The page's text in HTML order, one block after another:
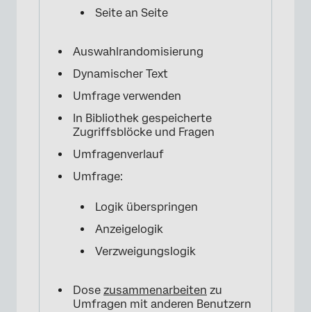
Seite an Seite
Auswahlrandomisierung
Dynamischer Text
Umfrage verwenden
In Bibliothek gespeicherte
Zugriffsblöcke und Fragen
Umfragenverlauf
Umfrage:
Logik überspringen
Anzeigelogik
Verzweigungslogik
Dose zusammenarbeiten zu
Umfragen mit anderen Benutzern